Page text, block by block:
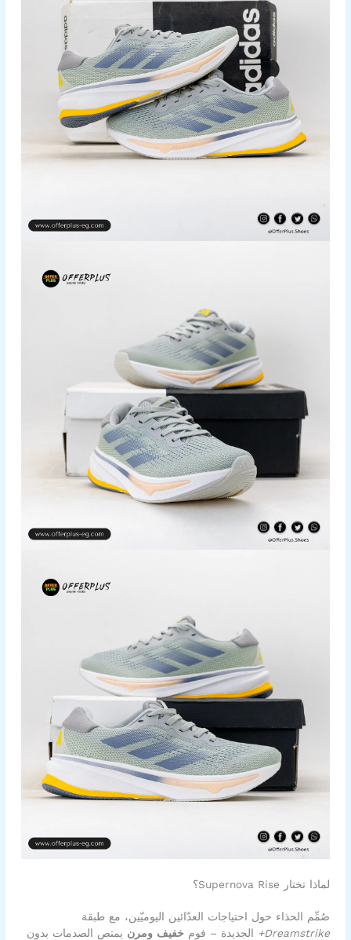
لماذا تختار Supernova Rise؟
صُمِّم الحذاء حول احتياجات العدّائين اليوميّين، مع طبقة
Dreamstrike+
الجديدة – فوم خفيف ومرن يمتص الصدمات بدون